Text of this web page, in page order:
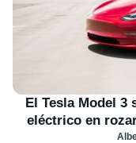
El Tesla Model 3
eléctrico en